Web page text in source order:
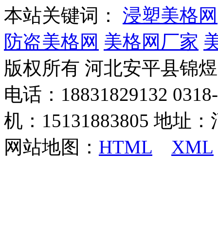
本站关键词： 浸塑美格网
防盗美格网 美格网厂家
版权所有 河北安平县锦
电话：18831829132
机：15131883805 地址
网站地图： HTML XML